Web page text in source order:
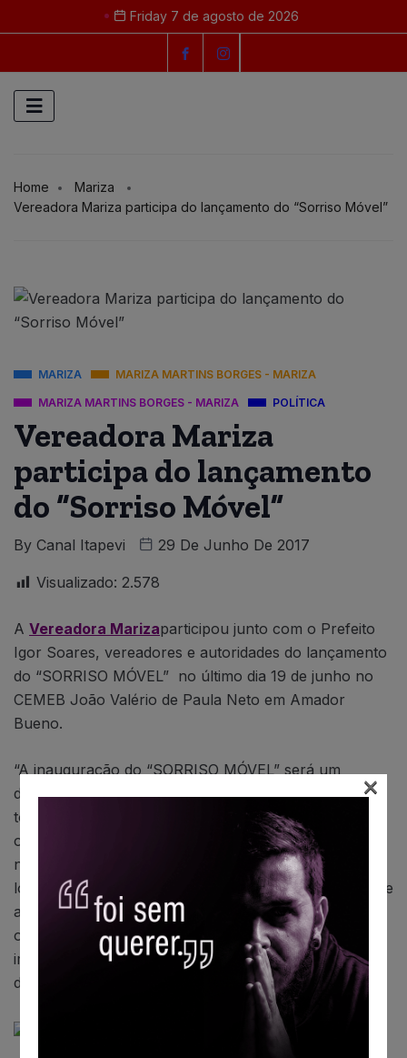
Friday 7 de agosto de 2026
Home
Mariza
Vereadora Mariza participa do lançamento do “Sorriso Móvel”
MARIZA MARIZA MARTINS BORGES - MARIZA
MARIZA MARTINS BORGES - MARIZA POLÍTICA
Vereadora Mariza
participa do lançamento
do “Sorriso Móvel”
By Canal Itapevi 29 De Junho De 2017
Visualizado: 2.578
A Vereadora Marizaparticipou junto com o Prefeito
Igor Soares, vereadores e autoridades do lançamento
do “SORRISO MÓVEL” no último dia 19 de junho no
CEMEB João Valério de Paula Neto em Amador
Bueno.
“A inauguração do “SORRISO MÓVEL” será um
diferencial na saúde de Itapevi. O veículo percorrerá
todas as escolas municipais, onde os profissionais da
odontologia examinaram todos os alunos. Havendo a
necessidade de serviço, o mesmo poderá ser feito no
local ou encaminhado à uma Unidade de Saúde.” Disse
a
Vereadora Mariza. que finalizou parabenizando
o Prefeito Igor Soares e o Vice Teco, por este
importante projeto para um sorriso sempre perfeito
das nossas crianças.
×